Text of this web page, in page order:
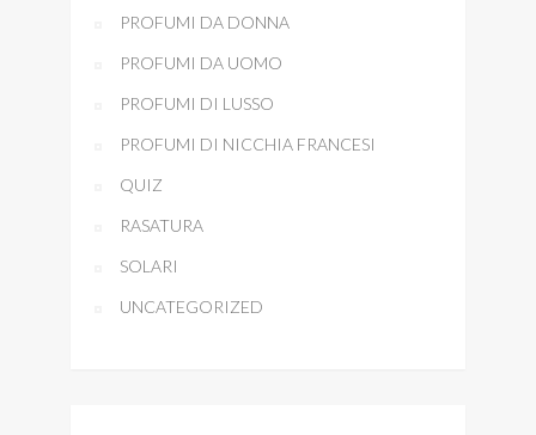
PROFUMI DA DONNA
PROFUMI DA UOMO
PROFUMI DI LUSSO
PROFUMI DI NICCHIA FRANCESI
QUIZ
RASATURA
SOLARI
UNCATEGORIZED